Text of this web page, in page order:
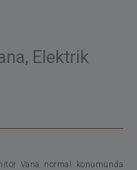
Elektrik
Vana normal konumunda